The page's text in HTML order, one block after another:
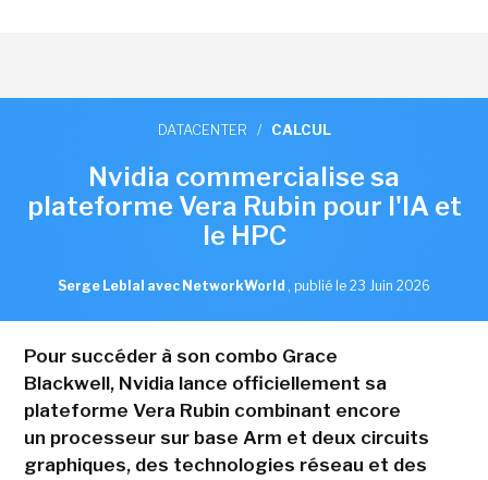
DATACENTER / CALCUL
Nvidia commercialise sa
plateforme Vera Rubin pour l'IA et
le HPC
Serge Leblal avec NetworkWorld , publié le 23 Juin 2026
Pour succéder à son combo Grace
Blackwell, Nvidia lance officiellement sa
plateforme Vera Rubin combinant encore
un processeur sur base Arm et deux circuits
graphiques, des technologies réseau et des